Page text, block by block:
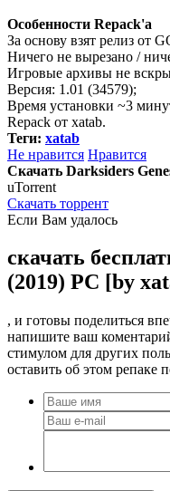
Особенности Repack'a
За основу взят релиз от
Ничего не вырезано /
Игровые архивы не
Версия: 1.01 (34579);
Время установки ~3
Repack от xatab.
Теги: xatab
Не нравится Нравится
Скачать Darksiders
uTorrent
Скачать торрент
Если Вам удалось
скачать
(2019) PC [by
, и готовы поделиться
напишите ваш
стимулом для других
оставить об этом